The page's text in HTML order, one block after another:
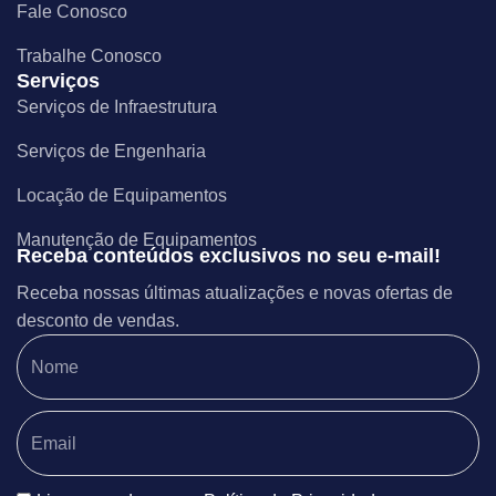
Fale Conosco
Trabalhe Conosco
Serviços
Serviços de Infraestrutura
Serviços de Engenharia
Locação de Equipamentos
Manutenção de Equipamentos
Receba conteúdos exclusivos no seu e-mail!
Receba nossas últimas atualizações e novas ofertas de
desconto de vendas.